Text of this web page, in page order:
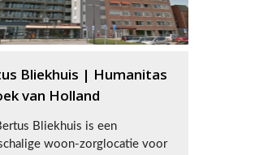
Bliekhuis | Humanitas
van Holland
Bliekhuis is een
woon-zorglocatie voor